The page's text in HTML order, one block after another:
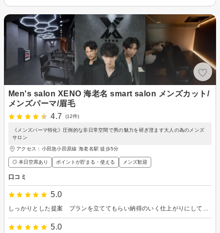
Men's salon XENO 海老名 smart salon メンズカット/
メンズパーマ/眉毛
4.7
(12件)
《メンズパーマ特化》圧倒的な非日常空間で男の魅力を研ぎ澄ます大人の為のメンズ
サロン
アクセス：小田急小田原線 海老名駅 徒歩5分
◎ 本日空席あり ポイントが貯まる・使える メンズ歓迎
口コミ
5.0
しっかりとした提案 プランを立ててもらい納得のいく仕上がりにしてもらいました
5.0